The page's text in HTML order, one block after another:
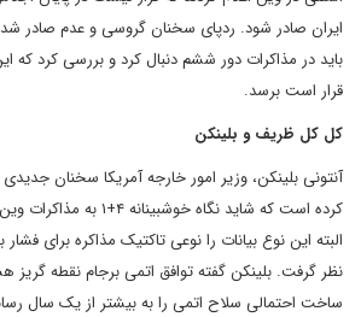
ایران صادر شود. ردپای سخنان گروسی و عدم صادر شدن
باید در مذاکرات دور ششم دنبال کرد و بررسی کرد که
قرار است برسد.
کل کل ظریف و بلینکن
آنتونی بلینکن، وزیر امور خارجه آمریکا سخنان
کرده است که شاید نگاه
البته این نوع بیانات را نوعی تاکتیک مذاکره برای
نظر گرفت. بلینکن گفته توافق اتمی برجام نقطه گریز
ساخت احتمالی سلاح اتمی را به بیشتر از یک سال